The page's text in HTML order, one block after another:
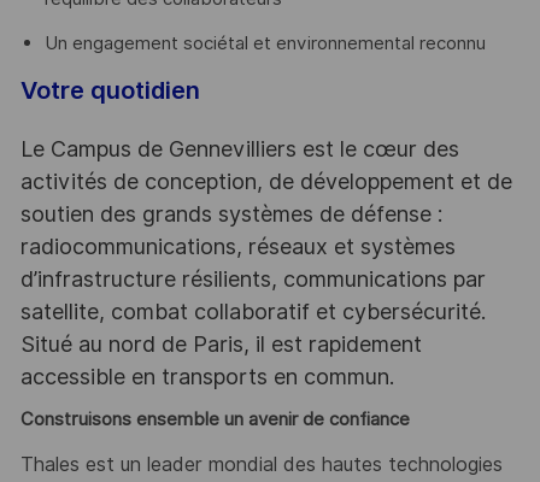
Un engagement sociétal et environnemental reconnu
Votre quotidien
Le Campus de Gennevilliers est le cœur des
activités de conception, de développement et de
soutien des grands systèmes de défense :
radiocommunications, réseaux et systèmes
d’infrastructure résilients, communications par
satellite, combat collaboratif et cybersécurité.
Situé au nord de Paris, il est rapidement
accessible en transports en commun.
Construisons ensemble un avenir de confiance
Thales est un leader mondial des hautes technologies